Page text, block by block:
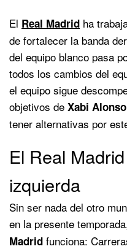
El Real Madrid ha
de fortalecer la banda
del equipo blanco pasa
todos los cambios del
el equipo sigue
objetivos de Xabi Alonso
tener alternativas por
El Real
izquierda
Sin ser nada del otro
en la presente
Madrid funciona: